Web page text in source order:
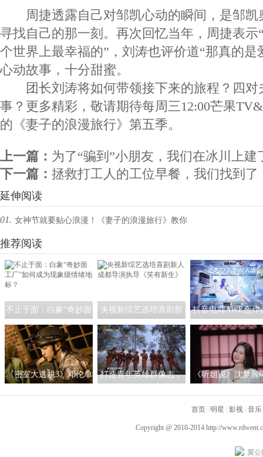
周捷透露自己对邹凯心动的瞬间，是邹凯
寻找自己的那一刻。再次回忆当年，周捷表示
个世界上最幸福的”，刘涛也评价道“那真的是
心动故事，十分甜蜜。
团长刘涛将如何带领接下来的旅程？四对
事？更多精彩，敬请期待每周三12:00芒果
的《妻子的浪漫旅行》第五季。
上一篇： 为了“骗到”小朋友，我们在冰川上建
下一篇： 拯救打工人的工位早餐，我们找到了
延伸阅读
01. 女神节就要贴心浪漫！《妻子的浪漫旅行》教你
夫妻和谐相处之道
推荐阅读
不止于面：白象“奇妙面
工厂”如何成为现象级情
绪地标？
央视新综艺选培喜剧新
人 成都导演执导《笑有
新生》
抖音电商AWE合作
级，携手家电品牌
潮电新生活
《密室大逃脱3》邓伦单
打造青年英雄群像志，
《听姐说》沈梦辰
霸气放话鼓励女性
首页 明星 影视 音乐
Copyright @ 2010-2014 http://
冀公